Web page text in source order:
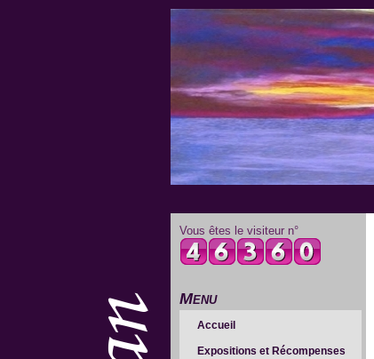
Vous êtes le visiteur n°
Menu
Accueil
Expositions et Récompenses